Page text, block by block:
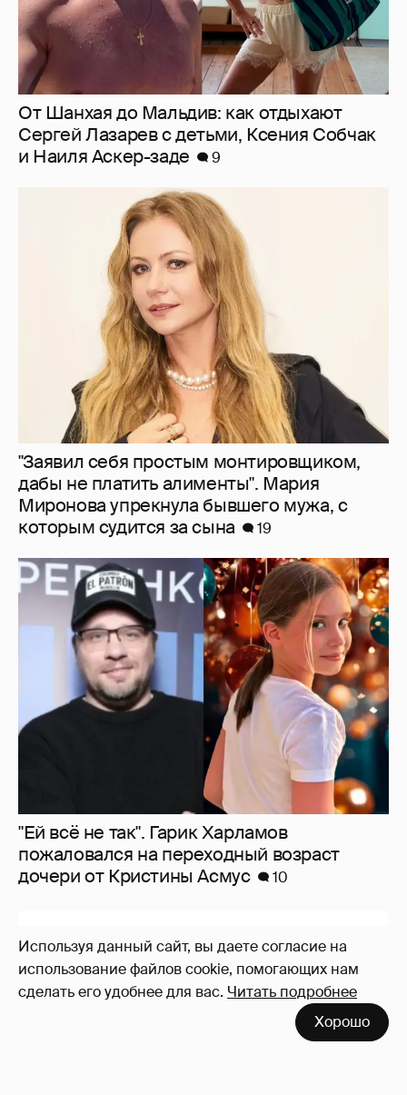
Используя данный сайт, вы даете согласие на
использование файлов cookie, помогающих нам
сделать его удобнее для вас. Читать подробнее
Хорошо
От Шанхая до Мальдив: как отдыхают
Сергей Лазарев с детьми, Ксения Собчак
и Наиля Аскер-заде
9
"Заявил себя простым монтировщиком,
дабы не платить алименты". Мария
Миронова упрекнула бывшего мужа, с
которым судится за сына
19
"Ей всё не так". Гарик Харламов
пожаловался на переходный возраст
дочери от Кристины Асмус
10